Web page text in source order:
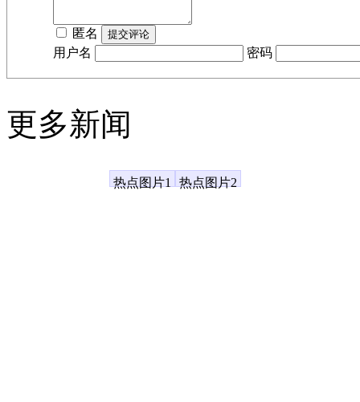
匿名
用户名
密码
更多新闻
热点图片1 热点图片2